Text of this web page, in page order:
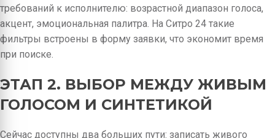
требований к исполнителю: возрастной диапазон голоса,
акцент, эмоциональная палитра. На Ситро 24 такие
фильтры встроены в форму заявки, что экономит время
при поиске.
ЭТАП 2. ВЫБОР МЕЖДУ ЖИВЫМ
ГОЛОСОМ И СИНТЕТИКОЙ
Сейчас доступны два больших пути: записать живого